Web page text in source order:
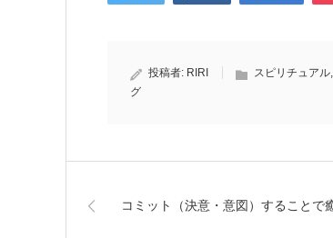
投稿者: RIRI スピリチュアル,
グ
コミット（決意・意図）することで